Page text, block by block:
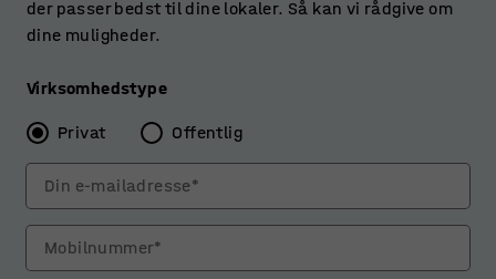
der passer bedst til dine lokaler. Så kan vi rådgive om
dine muligheder.
Virksomhedstype
Privat Offentlig
Din e-mailadresse*
Mobilnummer*